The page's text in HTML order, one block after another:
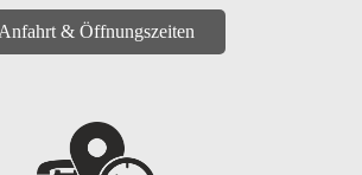
Anfahrt & Öffnungszeiten